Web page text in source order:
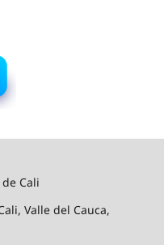
Cali
Valle del Cauca,